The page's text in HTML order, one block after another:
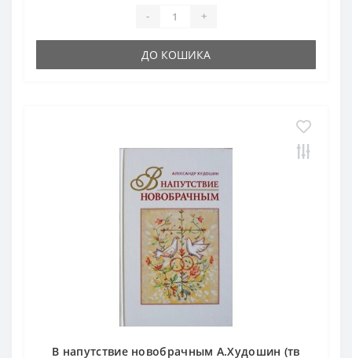
- +
ДО КОШИКА
В напутствие новобрачным А.Худошин (тв